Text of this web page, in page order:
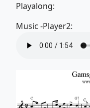
Playalong:
Music -Player2: